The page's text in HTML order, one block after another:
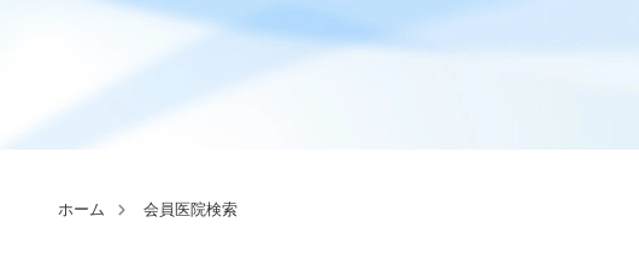
ホーム 会員医院検索